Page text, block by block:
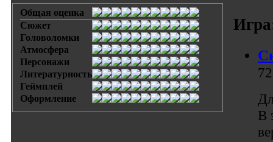
Общая оценка
Сюжет
Головоломки
Атмосфера
Персонажи
Литературность
Геймплей
Оформление
В